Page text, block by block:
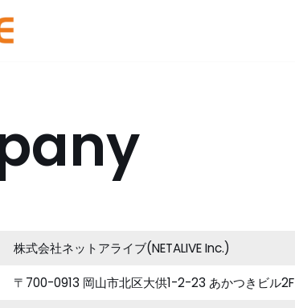
株式会社ネットアライブ(NETALIVE Inc.)
〒700-0913 岡山市北区大供1-2-23 あかつきビル2F